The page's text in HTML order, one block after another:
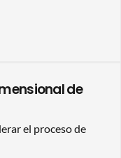
de
el proceso de